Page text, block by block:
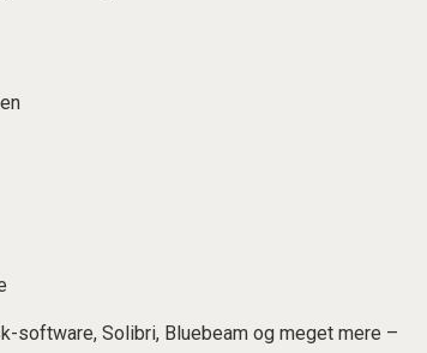
software, Solibri, Bluebeam og meget mere –